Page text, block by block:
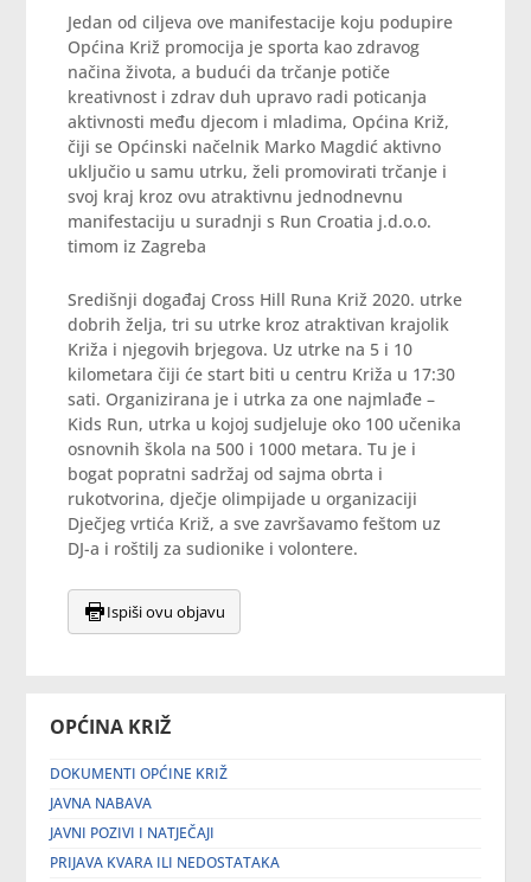
OPĆINA KRIŽ
DOKUMENTI OPĆINE KRIŽ
JAVNA NABAVA
JAVNI POZIVI I NATJEČAJI
PRIJAVA KVARA ILI NEDOSTATAKA
Jedan od ciljeva ove manifestacije koju podupire
Općina Križ promocija je sporta kao zdravog
načina života, a budući da trčanje potiče
kreativnost i zdrav duh upravo radi poticanja
aktivnosti među djecom i mladima, Općina Križ,
čiji se Općinski načelnik Marko Magdić aktivno
uključio u samu utrku, želi promovirati trčanje i
svoj kraj kroz ovu atraktivnu jednodnevnu
manifestaciju u suradnji s Run Croatia j.d.o.o.
timom iz Zagreba
Središnji događaj Cross Hill Runa Križ 2020. utrke
dobrih želja, tri su utrke kroz atraktivan krajolik
Križa i njegovih brjegova. Uz utrke na 5 i 10
kilometara čiji će start biti u centru Križa u 17:30
sati. Organizirana je i utrka za one najmlađe –
Kids Run, utrka u kojoj sudjeluje oko 100 učenika
osnovnih škola na 500 i 1000 metara. Tu je i
bogat popratni sadržaj od sajma obrta i
rukotvorina, dječje olimpijade u organizaciji
Dječjeg vrtića Križ, a sve završavamo feštom uz
DJ-a i roštilj za sudionike i volontere.
Ispiši ovu objavu